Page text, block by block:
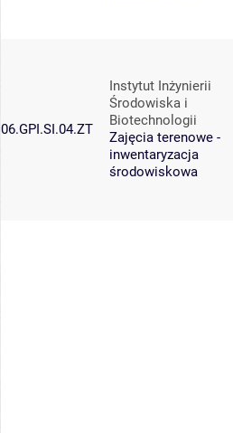
06.GPI.SI.04.ZT
Instytut Inżynierii
Środowiska i
Biotechnologii
Zajęcia terenowe -
inwentaryzacja
środowiskowa